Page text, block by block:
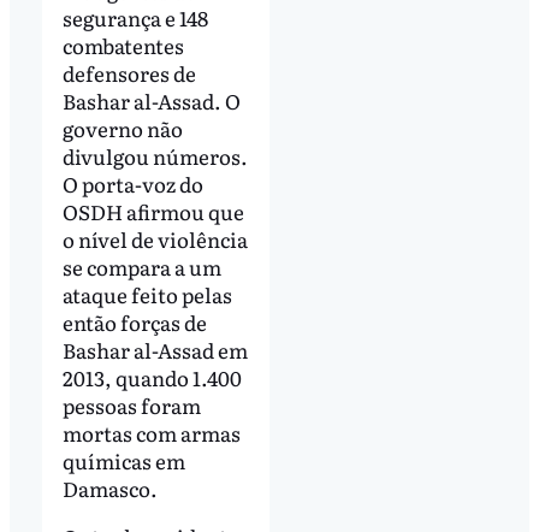
segurança e 148
combatentes
defensores de
Bashar al-Assad. O
governo não
divulgou números.
O porta-voz do
OSDH afirmou que
o nível de violência
se compara a um
ataque feito pelas
então forças de
Bashar al-Assad em
2013, quando 1.400
pessoas foram
mortas com armas
químicas em
Damasco.